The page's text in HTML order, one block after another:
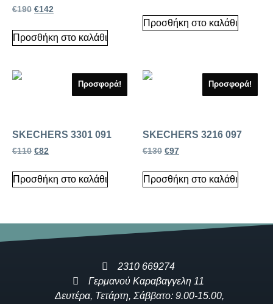
€190 €142
Προσθήκη στο καλάθι
Προσθήκη στο καλάθι
Προσφορά!
SKECHERS 3301 091
€110 €82
Προσθήκη στο καλάθι
Προσφορά!
SKECHERS 3216 097
€130 €97
Προσθήκη στο καλάθι
2310 669274
Γερμανού Καραβαγγελη 11
Δευτέρα, Τετάρτη, Σάββατο: 9.00-15.00,